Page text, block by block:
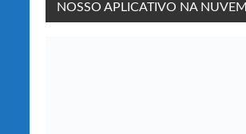
NOSSO APLICATIVO NA NUVEM